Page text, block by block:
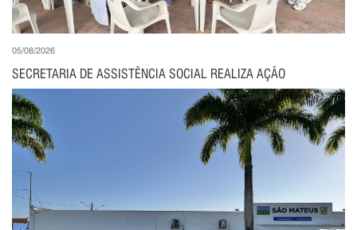
05/08/2026
SECRETARIA DE ASSISTÊNCIA SOCIAL REALIZA AÇÃO